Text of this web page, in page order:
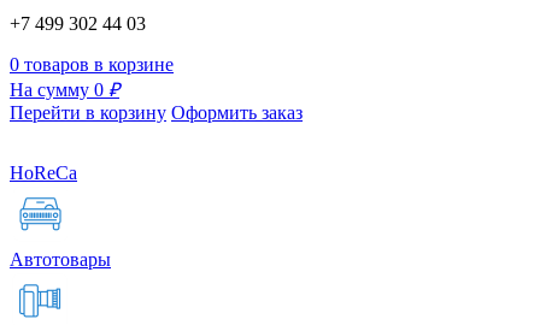
+7 499 302 44 03
0 товаров в корзине
На сумму 0 ₽
Перейти в корзину Оформить заказ
HoReCa
Автотовары